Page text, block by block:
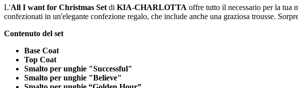
L'All I want for Christmas Set di KIA-CHARLOTTA offre tutto il necessario per la tua
confezionati in un'elegante confezione regalo, che include anche una graziosa trousse.
Contenuto del set
Base Coat
Top Coat
Smalto per unghie "Successful"
Smalto per unghie "Believe"